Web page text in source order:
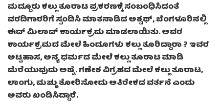
ಮದ್ದೂರು ಕಲ್ಲು ತೂರಾಟ ಪ್ರಕರಣಕ್ಕೆ ಸಂಬಂಧಿಸಿದಂತೆ
ವರದಿಗಾರರಿಗೆ ಸ್ಪಂದಿಸಿ ಮಾತನಾಡಿದ ಅಶ್ವಥ್‌, ಬೆಂಗಳೂರಿನಲ್ಲಿ
ಈದ್ ಮಿಲಾದ್ ಕಾರ್ಯಕ್ರಮ ಮಾಡಲಾಯಿತು. ಅವರ
ಕಾರ್ಯಕ್ರಮದ ಮೇಲೆ ಹಿಂದೂಗಳು ಕಲ್ಲು ತೂರಿದ್ದಾರಾ ? ಇವರ
ಅಟ್ಟಹಾಸ, ಅನ್ಯ ಧರ್ಮದ ಮೇಲೆ ಕಲ್ಲು ತೂರಾಟ ಮಾಡಿ
ಮೆರೆಯುವುದು ಅಷ್ಟೆ. ಗಣೇಶ ವಿಗ್ರಹದ ಮೇಲೆ ಕಲ್ಲು ತೂರಾಟ,
ಲಾಂಗು, ಮಚ್ಚು ತೋರಿಸೋದು ಅತಿರೇಕದ ವರ್ತನೆ ಎಂದು
ಅವರು ಖಂಡಿಸಿದ್ದಾರೆ.